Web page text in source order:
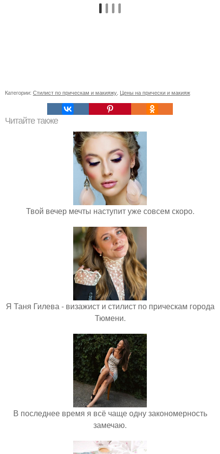
Категории: Стилист по прическам и макияжу Цены на прически и макияж
Читайте также
Твой вечер мечты наступит уже совсем скоро.
Я Таня Гилева - визажист и стилист по прическам города
Тюмени.
В последнее время я всё чаще одну закономерность
замечаю.